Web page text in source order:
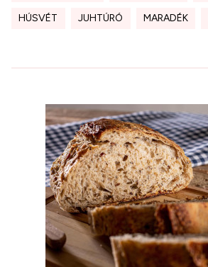
HÚSVÉT JUHTÚRÓ MARADÉK